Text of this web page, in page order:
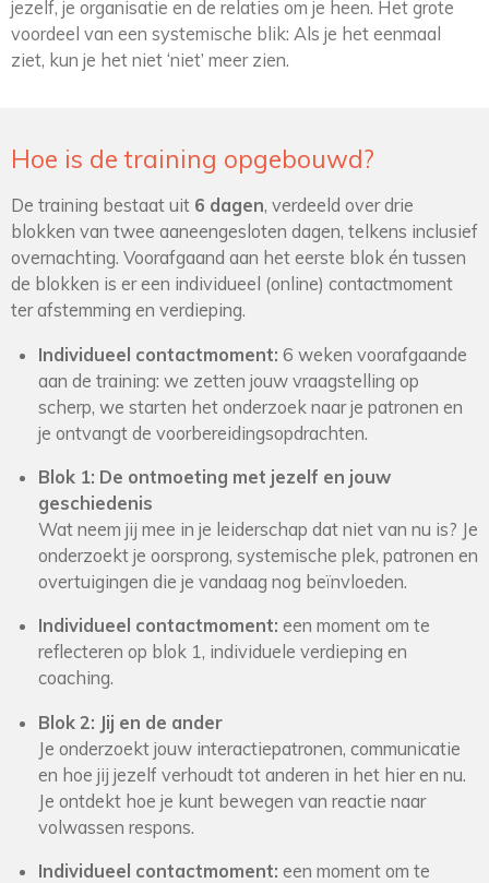
jezelf, je organisatie en de relaties om je heen. Het grote
voordeel van een systemische blik: Als je het eenmaal
ziet, kun je het niet ‘niet’ meer zien.
Hoe is de training opgebouwd?
De training bestaat uit 6 dagen, verdeeld over drie
blokken van twee aaneengesloten dagen, telkens inclusief
overnachting. Voorafgaand aan het eerste blok én tussen
de blokken is er een individueel (online) contactmoment
ter afstemming en verdieping.
Individueel contactmoment: 6 weken voorafgaande
aan de training: we zetten jouw vraagstelling op
scherp, we starten het onderzoek naar je patronen en
je ontvangt de voorbereidingsopdrachten.
Blok 1: De ontmoeting met jezelf en jouw
geschiedenis
Wat neem jij mee in je leiderschap dat niet van nu is? Je
onderzoekt je oorsprong, systemische plek, patronen en
overtuigingen die je vandaag nog beïnvloeden.
Individueel contactmoment: een moment om te
reflecteren op blok 1, individuele verdieping en
coaching.
Blok 2: Jij en de ander
Je onderzoekt jouw interactiepatronen, communicatie
en hoe jij jezelf verhoudt tot anderen in het hier en nu.
Je ontdekt hoe je kunt bewegen van reactie naar
volwassen respons.
Individueel contactmoment: een moment om te